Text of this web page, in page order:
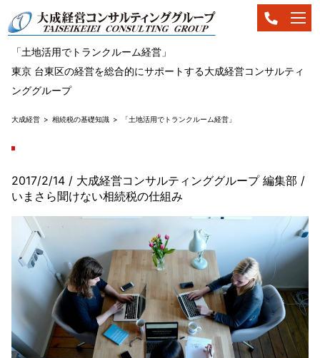
「土地活用でトランクルーム経営」
東京 台東区の経営を総合的にサポートする大成経営コンサルティ
ンググループ
大成経営 相続税の基礎知識 「土地活用でトランクルーム経営」
2017/2/14 / 大成経営コンサルティンググループ 編集部 /
いまさら聞けない相続税の仕組み